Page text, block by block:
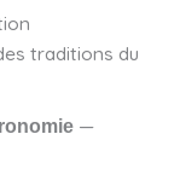
traditions du
—